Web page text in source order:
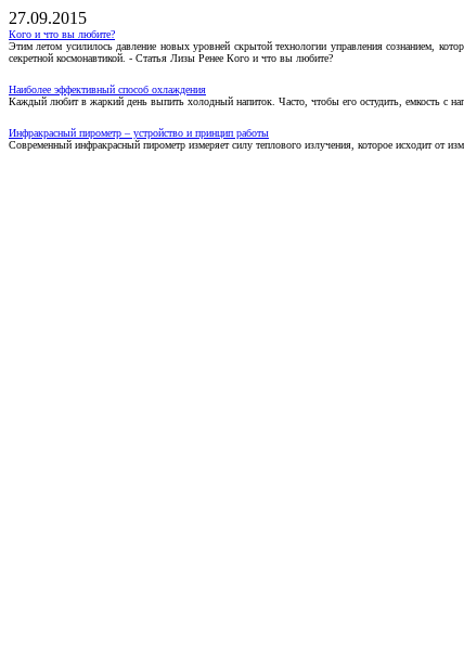
27.09.2015
Кого и что вы любите?
Этим летом усилилось давление новых уровней скрытой технологии управления сознанием,
секретной космонавтикой. - Статья Лизы Ренее Кого и что вы любите?
Наиболее эффективный способ охлаждения
Каждый любит в жаркий день выпить холодный напиток. Часто, чтобы его остудить, емкость с
Инфракрасный пирометр – устройство и принцип работы
Современный инфракрасный пирометр измеряет силу теплового излучения, которое исходит от